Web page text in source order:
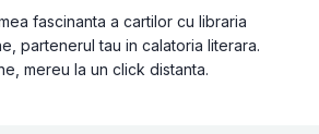
fascinanta a cartilor cu libraria
partenerul tau in calatoria literara.
mereu la un click distanta.